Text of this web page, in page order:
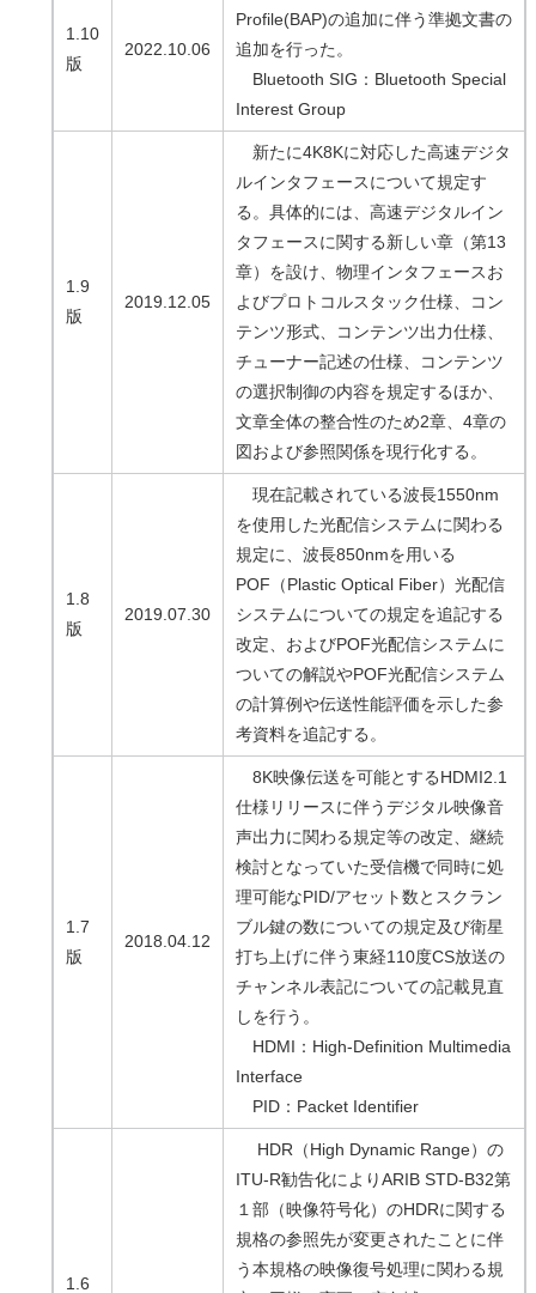
1.10
版
2022.10.06
Profile(BAP)の追加に伴う準拠文書の
追加を行った。
Bluetooth SIG：Bluetooth Special
Interest Group
1.9
版
2019.12.05
新たに4K8Kに対応した高速デジタ
ルインタフェースについて規定す
る。具体的には、高速デジタルイン
タフェースに関する新しい章（第13
章）を設け、物理インタフェースお
よびプロトコルスタック仕様、コン
テンツ形式、コンテンツ出力仕様、
チューナー記述の仕様、コンテンツ
の選択制御の内容を規定するほか、
文章全体の整合性のため2章、4章の
図および参照関係を現行化する。
1.8
版
2019.07.30
現在記載されている波長1550nm
を使用した光配信システムに関わる
規定に、波長850nmを用いる
POF（Plastic Optical Fiber）光配信
システムについての規定を追記する
改定、およびPOF光配信システムに
ついての解説やPOF光配信システム
の計算例や伝送性能評価を示した参
考資料を追記する。
1.7
版
2018.04.12
8K映像伝送を可能とするHDMI2.1
仕様リリースに伴うデジタル映像音
声出力に関わる規定等の改定、継続
検討となっていた受信機で同時に処
理可能なPID/アセット数とスクラン
ブル鍵の数についての規定及び衛星
打ち上げに伴う東経110度CS放送の
チャンネル表記についての記載見直
しを行う。
HDMI：High-Definition Multimedia
Interface
PID：Packet Identifier
1.6
HDR（High Dynamic Range）の
ITU-R勧告化によりARIB STD-B32第
１部（映像符号化）のHDRに関する
規格の参照先が変更されたことに伴
う本規格の映像復号処理に関わる規